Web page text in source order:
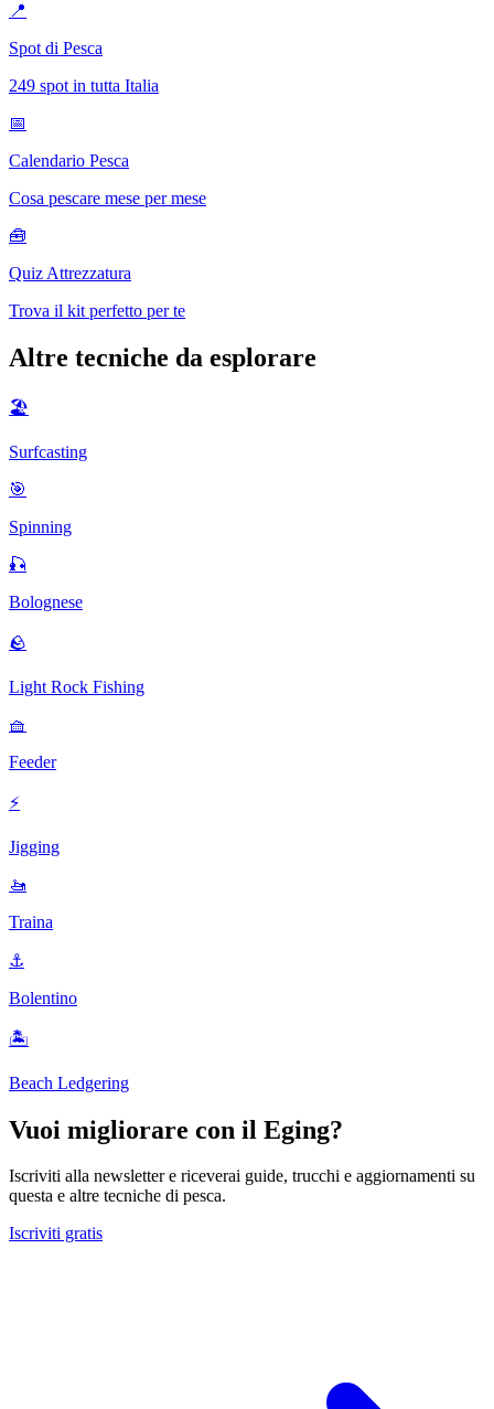
📍
Spot di Pesca
249 spot in tutta Italia
📅
Calendario Pesca
Cosa pescare mese per mese
🧰
Quiz Attrezzatura
Trova il kit perfetto per te
Altre tecniche da esplorare
🏖️
Surfcasting
🎯
Spinning
🎣
Bolognese
🪨
Light Rock Fishing
🧺
Feeder
⚡
Jigging
🚤
Traina
⚓
Bolentino
🏝️
Beach Ledgering
Vuoi migliorare con il Eging?
Iscriviti alla newsletter e riceverai guide, trucchi e aggiornamenti su
questa e altre tecniche di pesca.
Iscriviti gratis